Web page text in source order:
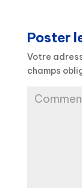
Poster
Votre
champs